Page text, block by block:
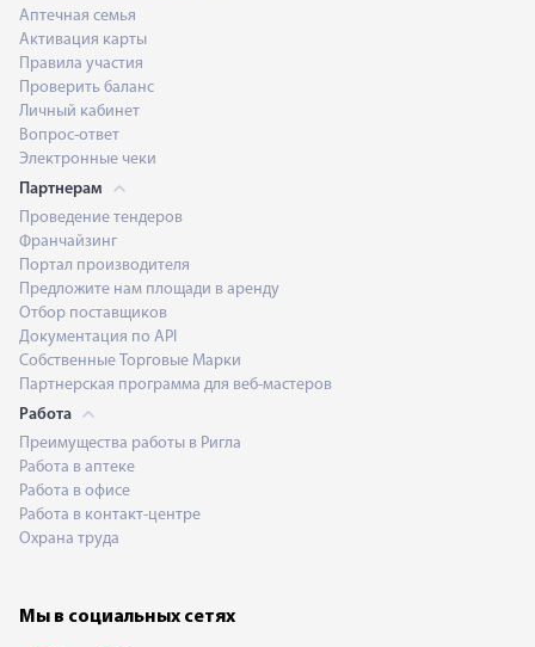
Аптечная семья
Активация карты
Правила участия
Проверить баланс
Личный кабинет
Вопрос-ответ
Электронные чеки
Партнерам
Проведение тендеров
Франчайзинг
Портал производителя
Предложите нам площади в аренду
Отбор поставщиков
Документация по API
Собственные Торговые Марки
Партнерская программа для веб-мастеров
Работа
Преимущества работы в Ригла
Работа в аптеке
Работа в офисе
Работа в контакт-центре
Охрана труда
Мы в социальных сетях